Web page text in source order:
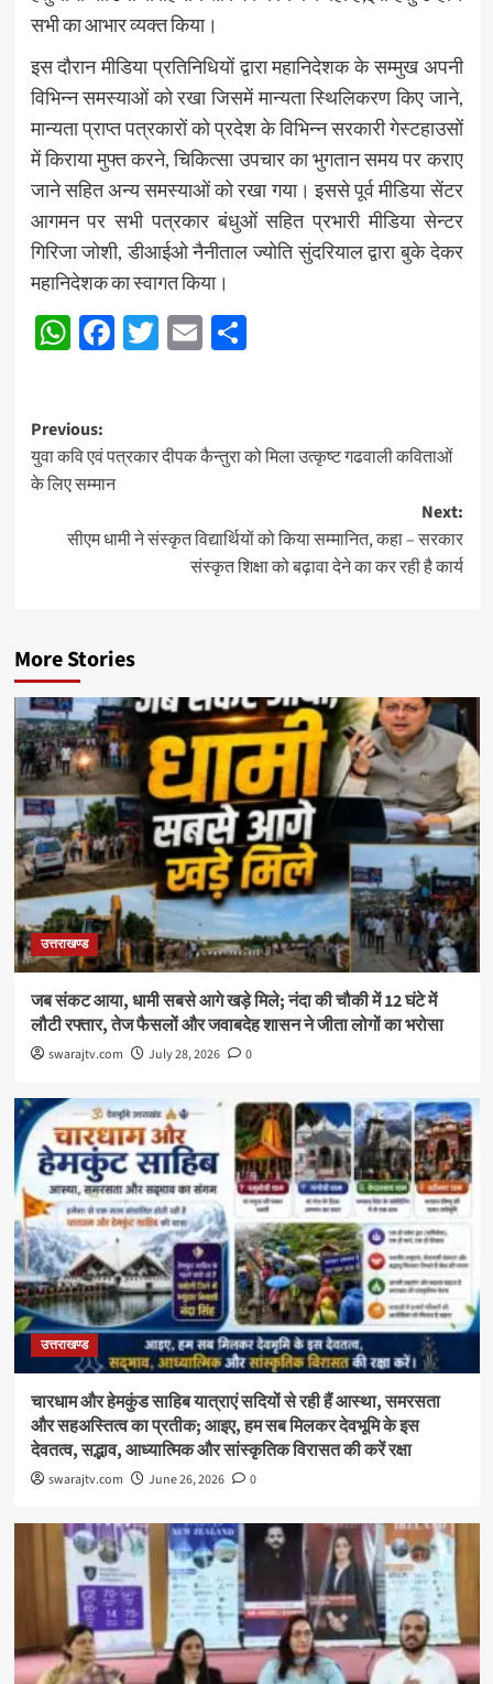
सभी का आभार व्यक्त किया।
इस दौरान मीडिया प्रतिनिधियों द्वारा महानिदेशक के सम्मुख अपनी
विभिन्न समस्याओं को रखा जिसमें मान्यता स्थिलिकरण किए जाने,
मान्यता प्राप्त पत्रकारों को प्रदेश के विभिन्न सरकारी गेस्टहाउसों
में किराया मुफ्त करने, चिकित्सा उपचार का भुगतान समय पर कराए
जाने सहित अन्य समस्याओं को रखा गया। इससे पूर्व मीडिया सेंटर
आगमन पर सभी पत्रकार बंधुओं सहित प्रभारी मीडिया सेन्टर
गिरिजा जोशी, डीआईओ नैनीताल ज्योति सुंदरियाल द्वारा बुके देकर
महानिदेशक का स्वागत किया।
WhatsApp
Facebook
Twitter
EmailShare
Post
navigation
Previous:
युवा कवि एवं पत्रकार दीपक कैन्तुरा को मिला उत्कृष्ट गढवाली कविताओं
के लिए सम्मान
Next:
सीएम धामी ने संस्कृत विद्यार्थियों को किया सम्मानित, कहा – सरकार
संस्कृत शिक्षा को बढ़ावा देने का कर रही है कार्य
More Stories
उत्तराखण्ड
जब संकट आया, धामी सबसे आगे खड़े मिले; नंदा की चौकी में 12 घंटे में
लौटी रफ्तार, तेज फैसलों और जवाबदेह शासन ने जीता लोगों का भरोसा
swarajtv.com July 28, 2026 0
उत्तराखण्ड
चारधाम और हेमकुंड साहिब यात्राएं सदियों से रही हैं आस्था, समरसता
और सहअस्तित्व का प्रतीक; आइए, हम सब मिलकर देवभूमि के इस
देवतत्व, सद्भाव, आध्यात्मिक और सांस्कृतिक विरासत की करें रक्षा
swarajtv.com June 26, 2026 0